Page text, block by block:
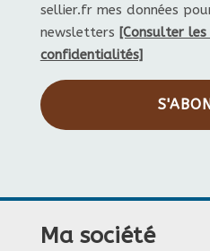
sellier.fr mes données
newsletters [Consulter
confidentialités]
Ma société